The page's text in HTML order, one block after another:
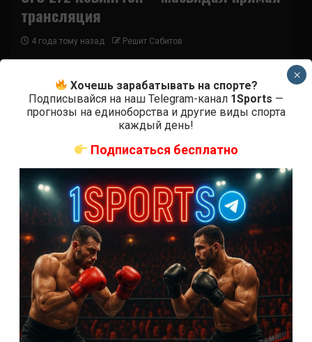
трансляция
4 года тому назад Решит Сабитов
Ковингтон vs. Масвидал 6 марта в 02:00 мск на T-
Mobile Arena в Лас-Вегасе...
Хочешь зарабатывать на спорте?
Подписывайся на наш Telegram-канал 1Sports —
прогнозы на единоборства и другие виды спорта
каждый день!
Подписаться бесплатно
×